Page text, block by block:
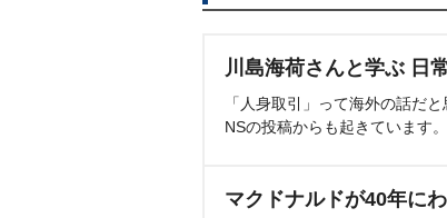
川島海荷さんと学ぶ 日
「人身取引」って海外の話だ
NSの投稿からも起きています
マクドナルドが40年に